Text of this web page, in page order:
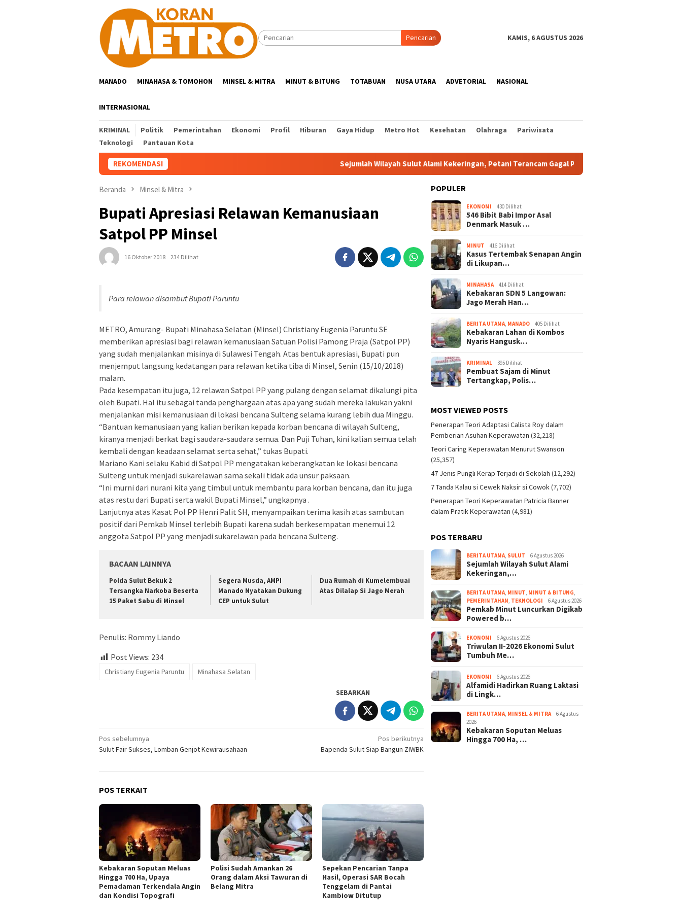
Pencarian
KAMIS, 6 AGUSTUS 2026
MANADO MINAHASA & TOMOHON MINSEL & MITRA MINUT & BITUNG TOTABUAN NUSA UTARA ADVETORIAL NASIONAL
INTERNASIONAL
KRIMINAL Politik Pemerintahan Ekonomi Profil Hiburan Gaya Hidup Metro Hot Kesehatan Olahraga
Pariwisata
Teknologi
Pantauan Kota
REKOMENDASI Sejumlah Wilayah Sulut Alami Kekeringan, Petani Terancam Gagal Panen
Beranda Minsel & Mitra
Bupati Apresiasi Relawan Kemanusiaan
Satpol PP Minsel
16 Oktober 2018 234 Dilihat
Para relawan disambut Bupati Paruntu
METRO, Amurang- Bupati Minahasa Selatan (Minsel) Christiany Eugenia Paruntu SE
memberikan apresiasi bagi relawan kemanusiaan Satuan Polisi Pamong Praja (Satpol PP)
yang sudah menjalankan misinya di Sulawesi Tengah. Atas bentuk apresiasi, Bupati pun
menjemput langsung kedatangan para relawan ketika tiba di Minsel, Senin (15/10/2018)
malam.
Pada kesempatan itu juga, 12 relawan Satpol PP yang pulang dengan selamat dikalungi pita
oleh Bupati. Hal itu sebagai tanda penghargaan atas apa yang sudah mereka lakukan yakni
menjalankan misi kemanusiaan di lokasi bencana Sulteng selama kurang lebih dua Minggu.
“Bantuan kemanusiaan yang kalian berikan kepada korban bencana di wilayah Sulteng,
kiranya menjadi berkat bagi saudara-saudara semua. Dan Puji Tuhan, kini kalian semua telah
kembali dengan keadaan selamat serta sehat,” tukas Bupati.
Mariano Kani selaku Kabid di Satpol PP mengatakan keberangkatan ke lokasi bencana
Sulteng untuk menjadi sukarelawan sama sekali tidak ada unsur paksaan.
“Ini murni dari nurani kita yang timbul untuk membantu para korban bencana, dan itu juga
atas restu dari Bupati serta wakil Bupati Minsel,” ungkapnya .
Lanjutnya atas Kasat Pol PP Henri Palit SH, menyampaikan terima kasih atas sambutan
positif dari Pemkab Minsel terlebih Bupati karena sudah berkesempatan menemui 12
anggota Satpol PP yang menjadi sukarelawan pada bencana Sulteng.
BACAAN LAINNYA
Polda Sulut Bekuk 2
Tersangka Narkoba Beserta
15 Paket Sabu di Minsel
Segera Musda, AMPI
Manado Nyatakan Dukung
CEP untuk Sulut
Dua Rumah di Kumelembuai
Atas Dilalap Si Jago Merah
Penulis: Rommy Liando
Post Views: 234
Christiany Eugenia Paruntu Minahasa Selatan
SEBARKAN
Navigasi
pos
Pos sebelumnya
Sulut Fair Sukses, Lomban Genjot Kewirausahaan
Pos berikutnya
Bapenda Sulut Siap Bangun ZIWBK
POS TERKAIT
Kebakaran Soputan Meluas
Hingga 700 Ha, Upaya
Pemadaman Terkendala Angin
dan Kondisi Topografi
Polisi Sudah Amankan 26
Orang dalam Aksi Tawuran di
Belang Mitra
Sepekan Pencarian Tanpa
Hasil, Operasi SAR Bocah
Tenggelam di Pantai
Kambiow Ditutup
POPULER
EKONOMI 430 Dilihat
546 Bibit Babi Impor Asal
Denmark Masuk …
MINUT 416 Dilihat
Kasus Tertembak Senapan Angin
di Likupan…
MINAHASA 414 Dilihat
Kebakaran SDN 5 Langowan:
Jago Merah Han…
BERITA UTAMA, MANADO 405 Dilihat
Kebakaran Lahan di Kombos
Nyaris Hangusk…
KRIMINAL 395 Dilihat
Pembuat Sajam di Minut
Tertangkap, Polis…
MOST VIEWED POSTS
Penerapan Teori Adaptasi Calista Roy dalam
Pemberian Asuhan Keperawatan (32,218)
Teori Caring Keperawatan Menurut Swanson
(25,357)
47 Jenis Pungli Kerap Terjadi di Sekolah (12,292)
7 Tanda Kalau si Cewek Naksir si Cowok(7,702)
Penerapan Teori Keperawatan Patricia Banner
dalam Pratik Keperawatan (4,981)
POS TERBARU
BERITA UTAMA, SULUT 6 Agustus 2026
Sejumlah Wilayah Sulut Alami
Kekeringan,…
BERITA UTAMA, MINUT, MINUT & BITUNG,
PEMERINTAHAN, TEKNOLOGI 6 Agustus 2026
Pemkab Minut Luncurkan Digikab
Powered b…
EKONOMI 6 Agustus 2026
Triwulan II-2026 Ekonomi Sulut
Tumbuh Me…
EKONOMI 6 Agustus 2026
Alfamidi Hadirkan Ruang Laktasi
di Lingk…
BERITA UTAMA, MINSEL & MITRA
6 Agustus
2026
Kebakaran Soputan Meluas
Hingga 700 Ha, …